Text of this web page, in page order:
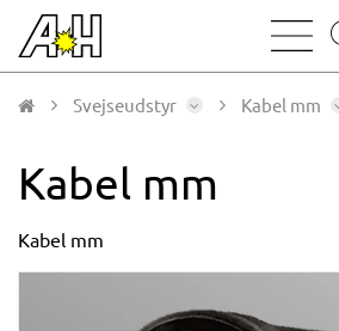
bars
Svejseudstyr Kabel mm
Kabel mm
Kabel mm